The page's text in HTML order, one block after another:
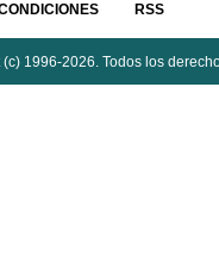
RSS
1996-2026. Todos los